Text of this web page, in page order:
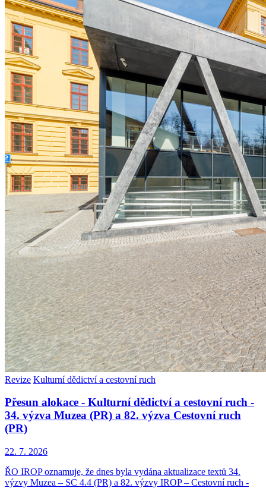
Revize Kulturní dědictví a cestovní ruch
Přesun alokace - Kulturní dědictví a cestovní ruch -
34. výzva Muzea (PR) a 82. výzva Cestovní ruch
(PR)
22. 7. 2026
ŘO IROP oznamuje, že dnes byla vydána aktualizace textů 34.
výzvy Muzea – SC 4.4 (PR) a 82. výzvy IROP – Cestovní ruch -